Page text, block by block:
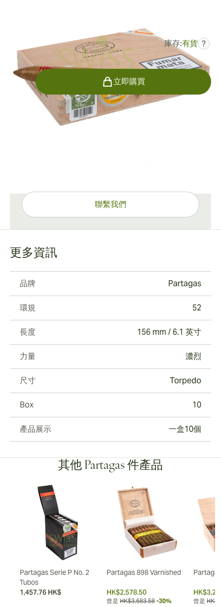
HK$1,159.93曾是HK$1,543.97 -25%
庫存:有貨 ?
數量
立即購買
聯繫我們
更多資訊
品牌 Partagas
環規 52
長度 156 mm / 6.1 英寸
力量 濃烈
尺寸 Torpedo
Box 10
產品展示 一盒10個
其他 Partagas 件產品
Partagas Serie P No. 2
Tubos
1,457.76 HK$
Partagas 898 Varnished
HK$2,578.50
曾是 HK$3,683.58 -30% 曾是